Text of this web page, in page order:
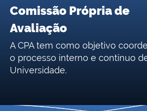
Comissão Própria de
Avaliação
A CPA tem como objetivo
o processo interno e contínuo
Universidade.